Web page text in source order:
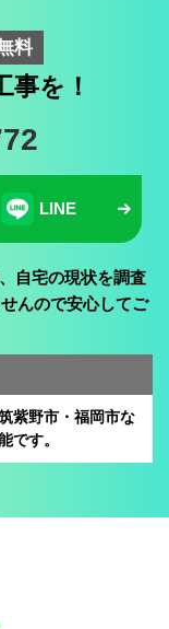
料
事を！
LINE
自宅の現状を調査
んので安心してご
紫野市・福岡市な
です。